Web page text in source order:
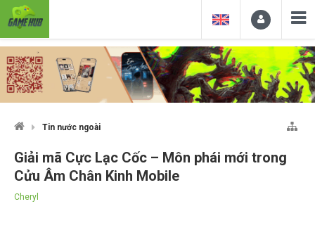
Tin nước ngoài
Giải mã Cực Lạc Cốc – Môn phái mới trong
Cửu Âm Chân Kinh Mobile
Cheryl